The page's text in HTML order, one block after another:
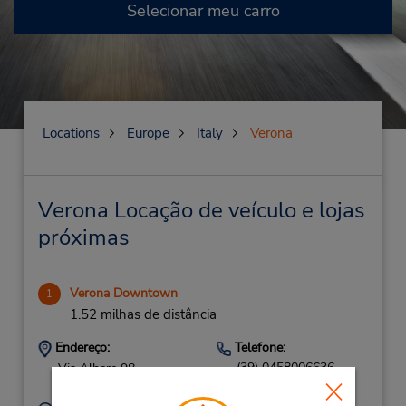
Selecionar meu carro
Locations Europe Italy Verona
Verona Locação de veículo e lojas
próximas
1 Verona Downtown
1.52 milhas de distância
Endereço:
Via Albere 98,
Telefone:
(39) 0458006636